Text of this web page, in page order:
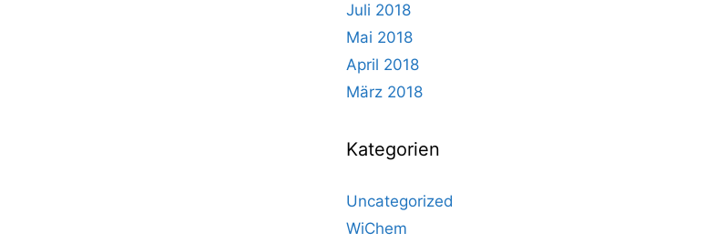
Juli 2018
Mai 2018
April 2018
März 2018
Kategorien
Uncategorized
WiChem